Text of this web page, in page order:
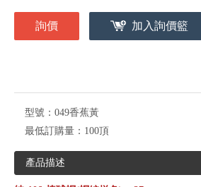
詢價 加入詢價籃
型號： 049香蕉黃
最低訂購量： 100頂
產品描述